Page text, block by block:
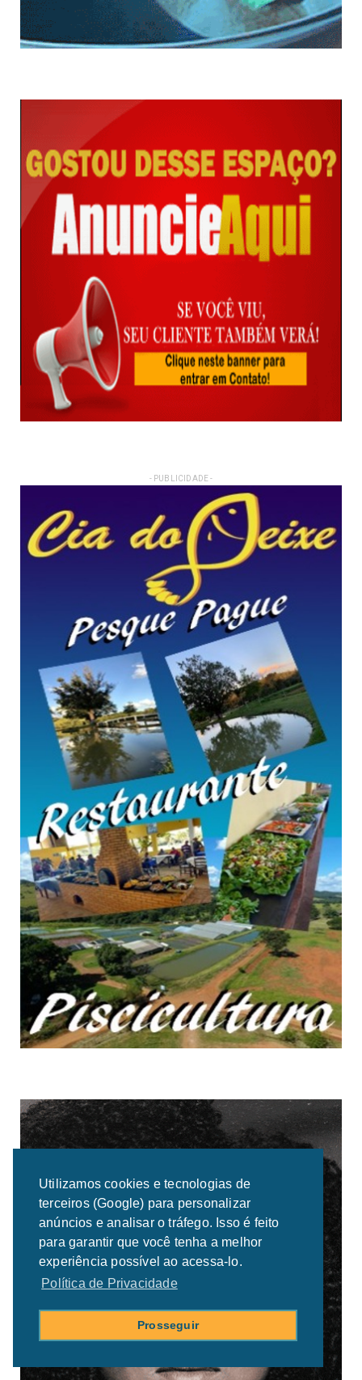
Utilizamos cookies e tecnologias de
terceiros (Google) para personalizar
anúncios e analisar o tráfego. Isso é feito
para garantir que você tenha a melhor
experiência possível ao acessa-lo.
Política de Privacidade
Prosseguir
- PUBLICIDADE -